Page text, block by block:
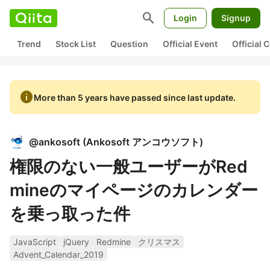
search Login Signup
Trend Stock List Question Official Event Official
infoMore than 5 years have passed since last update.
@ankosoft (Ankosoft アンコウソフト)
権限のない一般ユーザーがRed
mineのマイページのカレンダー
を乗っ取った件
JavaScript jQuery Redmine
クリスマス
Advent_Calendar_2019